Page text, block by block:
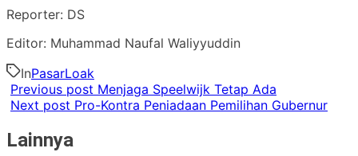
Reporter: DS
Editor: Muhammad Naufal Waliyyuddin
InPasarLoak
Previous post Menjaga Speelwijk Tetap Ada
Next post Pro-Kontra Peniadaan Pemilihan Gubernur
Lainnya